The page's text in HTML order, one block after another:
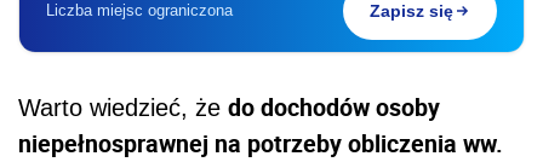
Liczba miejsc ograniczona Zapisz się
Warto wiedzieć, że do dochodów osoby
niepełnosprawnej na potrzeby obliczenia ww.